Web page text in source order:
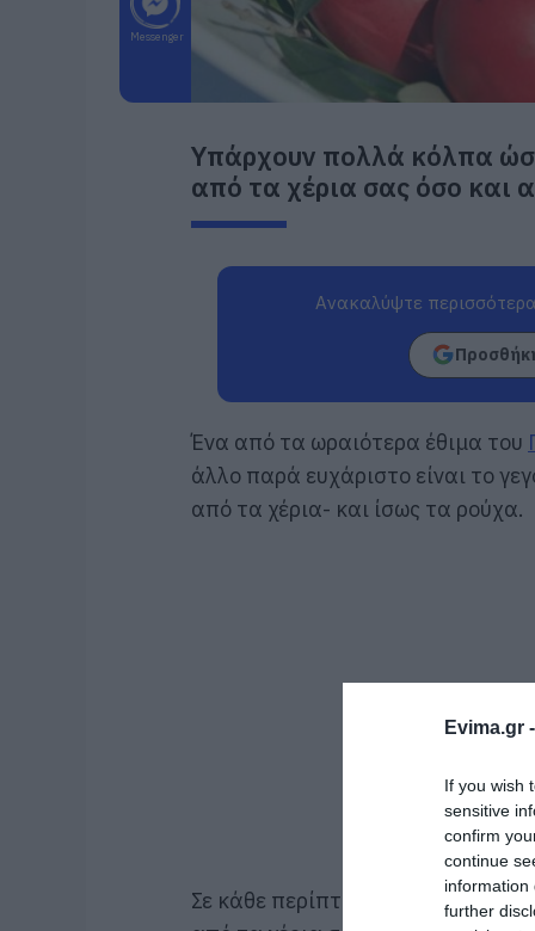
Evima.gr -
If you wish
sensitive
confirm
continue
information
further
Messenger
Yπάρχουν πολλά κόλπα
από τα χέρια σας όσο και
Ανακαλύψτε
Ένα από τα ωραιότερα έθιμα του
άλλο παρά ευχάριστο είναι το
από τα χέρια- και ίσως τα ρούχα.
Σε κάθε περίπτωση, υπάρχουν